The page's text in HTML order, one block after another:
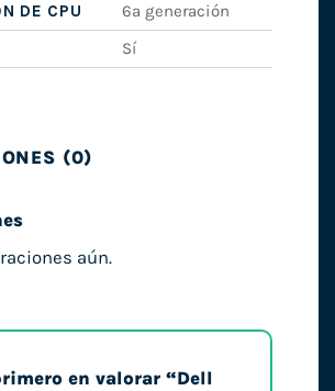
DE CPU
6ª generación
Sí
(0)
aún.
en valorar “Dell